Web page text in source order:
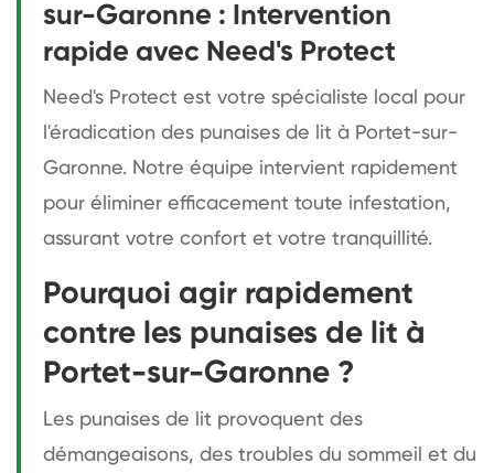
sur-Garonne : Intervention
rapide avec Need's Protect
Need's Protect est votre spécialiste local pour
l'éradication des punaises de lit à Portet-sur-
Garonne. Notre équipe intervient rapidement
pour éliminer efficacement toute infestation,
assurant votre confort et votre tranquillité.
Pourquoi agir rapidement
contre les punaises de lit à
Portet-sur-Garonne ?
Les punaises de lit provoquent des
démangeaisons, des troubles du sommeil et du